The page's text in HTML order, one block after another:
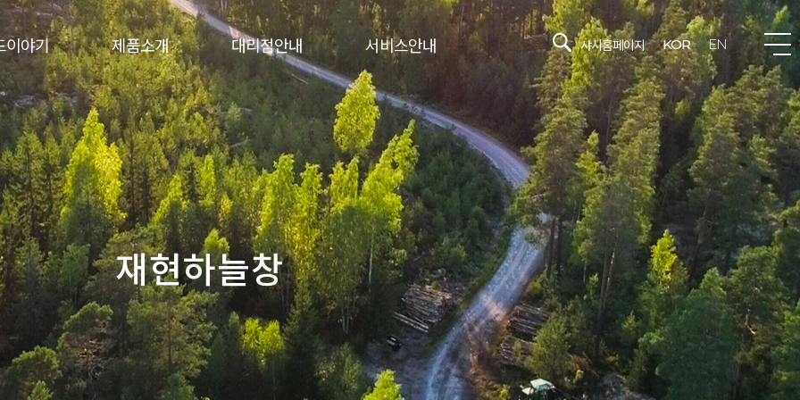
이야기 제품소개 대리점안내 서비스안내 샤시홈페이지 KOR EN
재현하늘창